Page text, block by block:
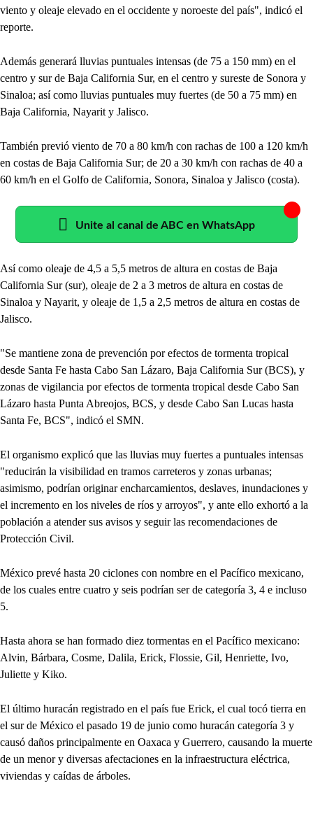
viento y oleaje elevado en el occidente y noroeste del país", indicó el
reporte.
Además generará lluvias puntuales intensas (de 75 a 150 mm) en el
centro y sur de Baja California Sur, en el centro y sureste de Sonora y
Sinaloa; así como lluvias puntuales muy fuertes (de 50 a 75 mm) en
Baja California, Nayarit y Jalisco.
También previó viento de 70 a 80 km/h con rachas de 100 a 120 km/h
en costas de Baja California Sur; de 20 a 30 km/h con rachas de 40 a
60 km/h en el Golfo de California, Sonora, Sinaloa y Jalisco (costa).
Unite al canal de ABC en WhatsApp
Así como oleaje de 4,5 a 5,5 metros de altura en costas de Baja
California Sur (sur), oleaje de 2 a 3 metros de altura en costas de
Sinaloa y Nayarit, y oleaje de 1,5 a 2,5 metros de altura en costas de
Jalisco.
"Se mantiene zona de prevención por efectos de tormenta tropical
desde Santa Fe hasta Cabo San Lázaro, Baja California Sur (BCS), y
zonas de vigilancia por efectos de tormenta tropical desde Cabo San
Lázaro hasta Punta Abreojos, BCS, y desde Cabo San Lucas hasta
Santa Fe, BCS", indicó el SMN.
El organismo explicó que las lluvias muy fuertes a puntuales intensas
"reducirán la visibilidad en tramos carreteros y zonas urbanas;
asimismo, podrían originar encharcamientos, deslaves, inundaciones y
el incremento en los niveles de ríos y arroyos", y ante ello exhortó a la
población a atender sus avisos y seguir las recomendaciones de
Protección Civil.
México prevé hasta 20 ciclones con nombre en el Pacífico mexicano,
de los cuales entre cuatro y seis podrían ser de categoría 3, 4 e incluso
5.
Hasta ahora se han formado diez tormentas en el Pacífico mexicano:
Alvin, Bárbara, Cosme, Dalila, Erick, Flossie, Gil, Henriette, Ivo,
Juliette y Kiko.
El último huracán registrado en el país fue Erick, el cual tocó tierra en
el sur de México el pasado 19 de junio como huracán categoría 3 y
causó daños principalmente en Oaxaca y Guerrero, causando la muerte
de un menor y diversas afectaciones en la infraestructura eléctrica,
viviendas y caídas de árboles.